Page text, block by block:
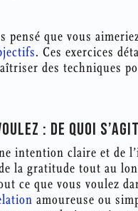
pensé que vous
. Ces exercices
des techniques
: DE QUOI
intention claire et de
la gratitude tout au
ce que vous voulez
amoureuse ou